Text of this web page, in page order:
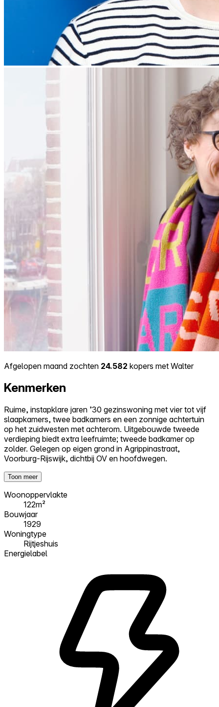
Afgelopen maand zochten 24.582 kopers met Walter
Kenmerken
Ruime, instapklare jaren ’30 gezinswoning met vier tot vijf
slaapkamers, twee badkamers en een zonnige achtertuin
op het zuidwesten met achterom. Uitgebouwde tweede
verdieping biedt extra leefruimte; tweede badkamer op
zolder. Gelegen op eigen grond in Agrippinastraat,
Voorburg-Rijswijk, dichtbij OV en hoofdwegen.
Toon meer
Woonoppervlakte
122m²
Bouwjaar
1929
Woningtype
Rijtjeshuis
Energielabel